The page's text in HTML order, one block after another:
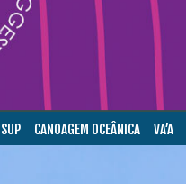
SUP CANOAGEM OCEÂNICA VA’A